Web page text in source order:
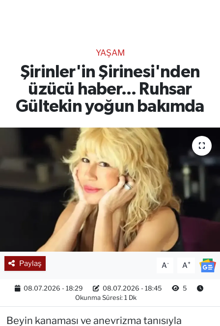
YAŞAM
Şirinler'in Şirinesi'nden
üzücü haber... Ruhsar
Gültekin yoğun bakımda
Paylaş A- A+
08.07.2026 - 18:29 08.07.2026 - 18:45
5
Okunma Süresi: 1 Dk
Beyin kanaması ve anevrizma tanısıyla
RESMİ İLANLAR
Gencsesfm Canlı Dinle